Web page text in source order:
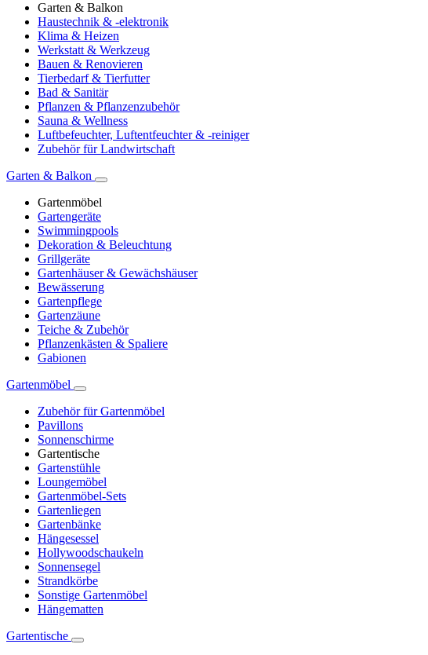
Garten & Balkon
Haustechnik & -elektronik
Klima & Heizen
Werkstatt & Werkzeug
Bauen & Renovieren
Tierbedarf & Tierfutter
Bad & Sanitär
Pflanzen & Pflanzenzubehör
Sauna & Wellness
Luftbefeuchter, Luftentfeuchter & -reiniger
Zubehör für Landwirtschaft
Garten & Balkon
Gartenmöbel
Gartengeräte
Swimmingpools
Dekoration & Beleuchtung
Grillgeräte
Gartenhäuser & Gewächshäuser
Bewässerung
Gartenpflege
Gartenzäune
Teiche & Zubehör
Pflanzenkästen & Spaliere
Gabionen
Gartenmöbel
Zubehör für Gartenmöbel
Pavillons
Sonnenschirme
Gartentische
Gartenstühle
Loungemöbel
Gartenmöbel-Sets
Gartenliegen
Gartenbänke
Hängesessel
Hollywoodschaukeln
Sonnensegel
Strandkörbe
Sonstige Gartenmöbel
Hängematten
Gartentische